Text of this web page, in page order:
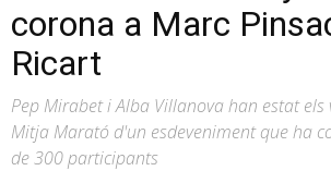
corona a Marc
Ricart
Pep Mirabet i Alba Villanova han estat els
Mitja Marató d'un esdeveniment que ha
de 300 participants